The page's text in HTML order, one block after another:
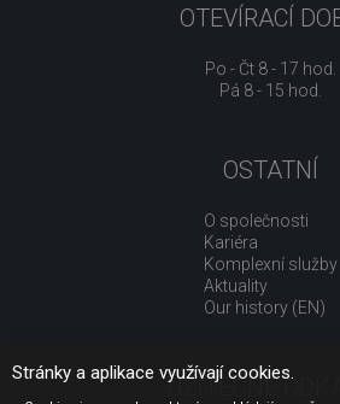
OTEVÍRACÍ
Po - Čt 8 - 17 hod.
Pá 8 - 15 hod.
OSTATNÍ
O společnosti
Kariéra
Komplexní služby
Aktuality
Our history (EN)
UŽITEČNÉ
Stránky a aplikace využívají cookies.